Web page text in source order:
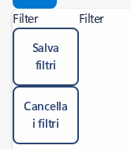
Filter
Salva
filtri
Cancella
i filtri
Filter